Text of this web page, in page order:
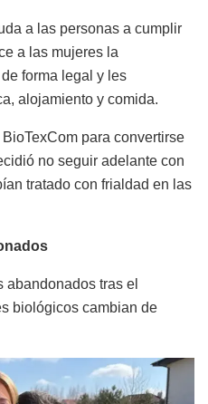
a las personas a cumplir
a las mujeres la
forma legal y les
alojamiento y comida.
para convertirse
no seguir adelante con
tratado con frialdad en las
abandonados tras el
biológicos cambian de